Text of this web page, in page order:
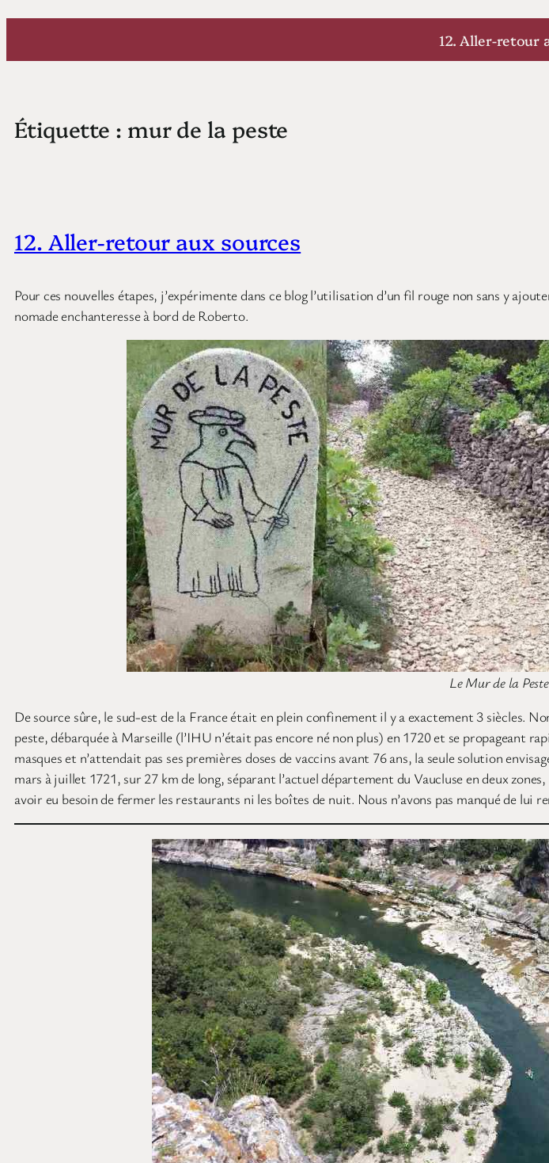
Aller
contenu
12. Aller-retour
Étiquette : mur de la peste
12. Aller-retour aux sources
Pour ces nouvelles étapes, j’expérimente dans ce blog l’utilisation d’un fil rouge non sans y
nomade enchanteresse à bord de Roberto.
Le Mur de la
De source sûre, le sud-est de la France était en plein confinement il y a exactement 3 siècles.
peste, débarquée à Marseille (l’IHU n’était pas encore né non plus) en 1720 et se propageant
masques et n’attendait pas ses premières doses de vaccins avant 76 ans, la seule solution
mars à juillet 1721, sur 27 km de long, séparant l’actuel département du Vaucluse en deux
avoir eu besoin de fermer les restaurants ni les boîtes de nuit. Nous n’avons pas manqué de lui